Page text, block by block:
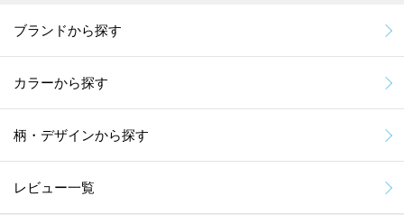
ブランドから探す
カラーから探す
柄・デザインから探す
レビュー一覧